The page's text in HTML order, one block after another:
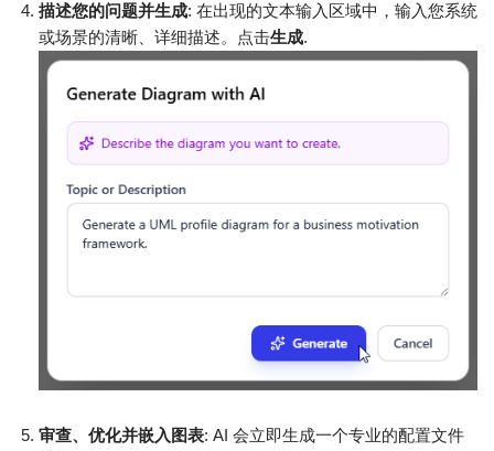
描述您的问题并生成: 在出现的文本输入区域中，输入您系统
或场景的清晰、详细描述。点击生成.
审查、优化并嵌入图表: AI 会立即生成一个专业的配置文件